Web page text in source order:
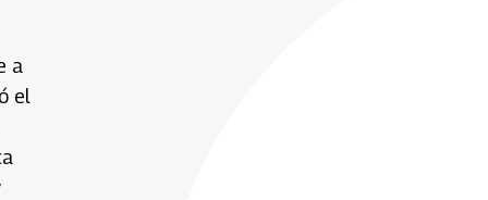
a
el